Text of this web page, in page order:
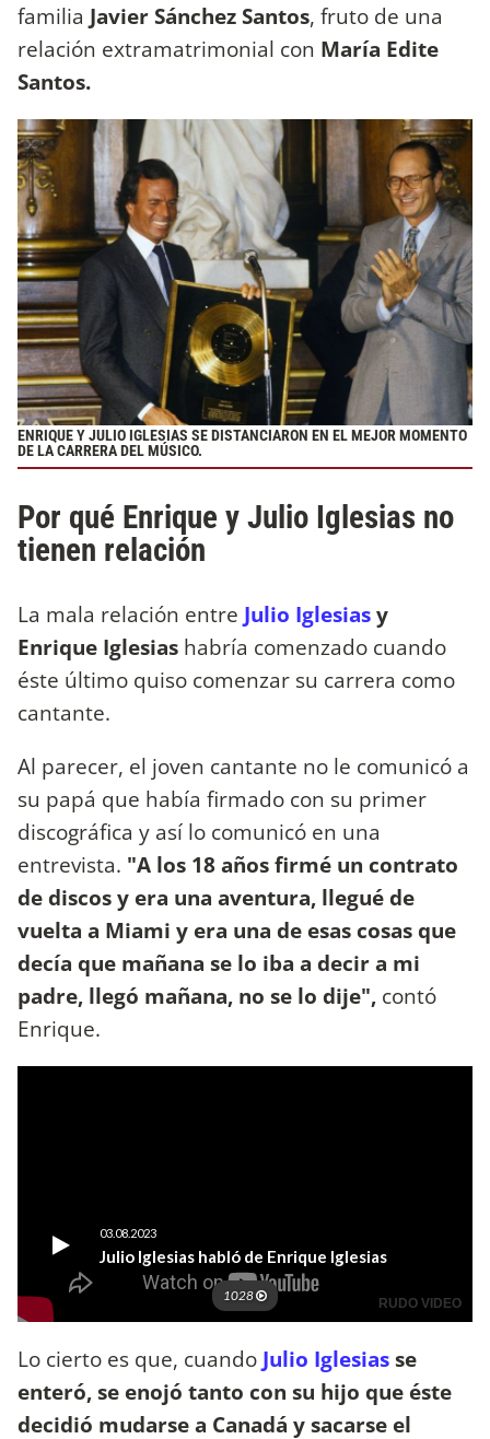
familia Javier Sánchez Santos, fruto de una
relación extramatrimonial con María Edite
Santos.
ENRIQUE Y JULIO IGLESIAS SE DISTANCIARON EN EL MEJOR MOMENTO
DE LA CARRERA DEL MÚSICO.
Por qué Enrique y Julio Iglesias no
tienen relación
La mala relación entre Julio Iglesiasy
Enrique Iglesias habría comenzado cuando
éste último quiso comenzar su carrera como
cantante.
Al parecer, el joven cantante no le comunicó a
su papá que había firmado con su primer
discográfica y así lo comunicó en una
entrevista. "A los 18 años firmé un contrato
de discos y era una aventura, llegué de
vuelta a Miami y era una de esas cosas que
decía que mañana se lo iba a decir a mi
padre, llegó mañana, no se lo dije", contó
Enrique.
Lo cierto es que, cuando Julio Iglesiasse
enteró, se enojó tanto con su hijo que éste
decidió mudarse a Canadá y sacarse el